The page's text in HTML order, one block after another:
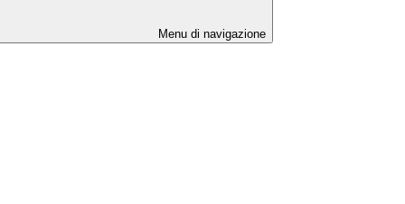
Menu di navigazione